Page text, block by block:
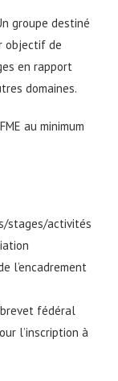
groupe destiné
objectif de
en rapport
domaines.
au minimum
stages/activités
l’encadrement
brevet fédéral
l’inscription à